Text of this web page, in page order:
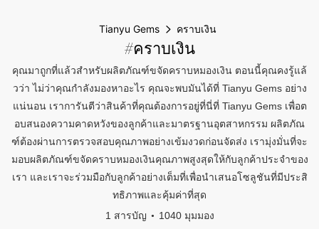
Tianyu Gems คราบเงิน
#คราบเงิน
คุณมาถูกที่แล้วสำหรับผลิตภัณฑ์ขจัดคราบหมองเงิน ตอนนี้คุณคงรู้แล้
วว่า ไม่ว่าคุณกำลังมองหาอะไร คุณจะพบมันได้ที่ Tianyu Gems อย่าง
แน่นอน เราการันตีว่าสินค้าที่คุณต้องการอยู่ที่นี่ที่ Tianyu Gems เพื่อต
อบสนองความคาดหวังของลูกค้าและมาตรฐานอุตสาหกรรม ผลิตภัณ
ฑ์ต้องผ่านการตรวจสอบคุณภาพอย่างเข้มงวดก่อนจัดส่ง เรามุ่งมั่นที่จะ
มอบผลิตภัณฑ์ขจัดคราบหมองเงินคุณภาพสูงสุดให้กับลูกค้าประจำของ
เรา และเราจะร่วมมือกับลูกค้าอย่างเต็มที่เพื่อนำเสนอโซลูชันที่มีประสิ
ทธิภาพและคุ้มค่าที่สุด
1 สารบัญ
1040 มุมมอง